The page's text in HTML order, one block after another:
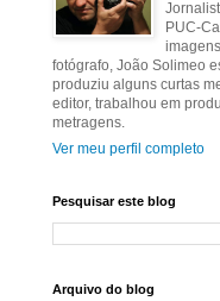
PUC-
fotógrafo, João Solimeo
produziu alguns curtas
editor, trabalhou em
metragens.
Ver meu perfil completo
Pesquisar este blog
Arquivo do blog